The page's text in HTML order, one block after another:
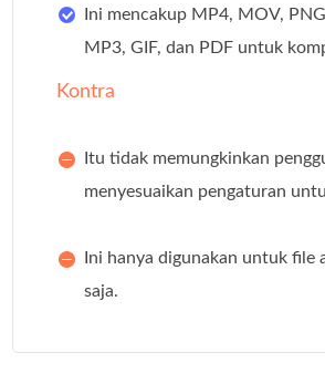
Ini mencakup MP4, MOV,
MP3, GIF, dan PDF untuk
Kontra
Itu tidak memungkinkan
menyesuaikan pengaturan
Ini hanya digunakan untuk file
saja.